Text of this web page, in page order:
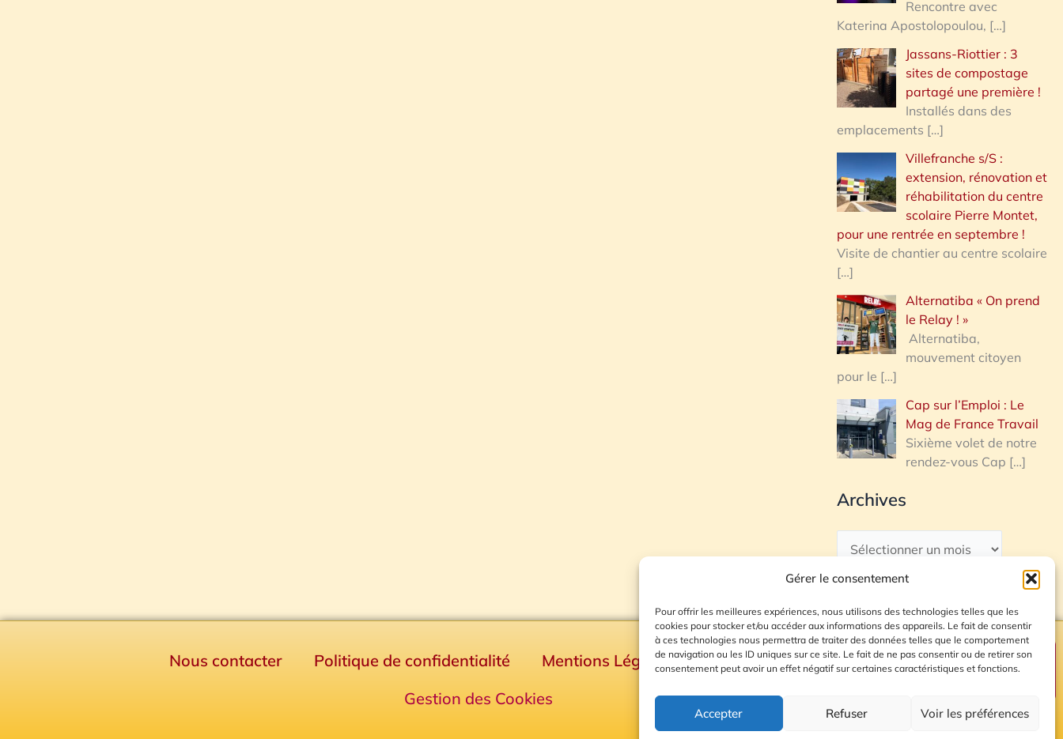
Gérer le consentement
Pour offrir les meilleures expériences, nous utilisons des technologies telles que les
cookies pour stocker et/ou accéder aux informations des appareils. Le fait de consentir
à ces technologies nous permettra de traiter des données telles que le comportement
de navigation ou les ID uniques sur ce site. Le fait de ne pas consentir ou de retirer son
consentement peut avoir un effet négatif sur certaines caractéristiques et fonctions.
Accepter Refuser Voir les préférences
Rencontre avec
Katerina Apostolopoulou, […]
Jassans-Riottier : 3
sites de compostage
partagé une première !
Installés dans des
emplacements […]
Villefranche s/S :
extension, rénovation et
réhabilitation du centre
scolaire Pierre Montet,
pour une rentrée en septembre !
Visite de chantier au centre scolaire
[…]
Alternatiba « On prend
le Relay ! »
Alternatiba,
mouvement citoyen
pour le […]
Cap sur l’Emploi : Le
Mag de France Travail
Sixième volet de notre
rendez-vous Cap […]
Archives
Nous contacter Politique de confidentialité Mentions Légales
Plan du site
Gestion des Cookies